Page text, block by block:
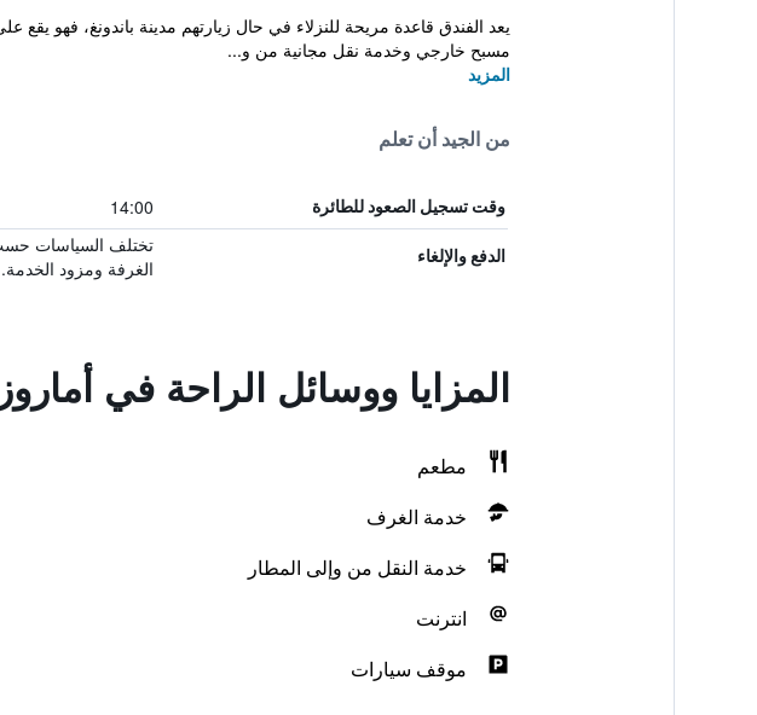
يعد الفندق قاعدة مريحة للنزلاء في حال زيارتهم مدينة باندونغ، فهو
مسبح خارجي وخدمة نقل مجانية من و...
المزيد
من الجيد أن تعلم
وقت تسجيل الصعود للطائرة 14:00
الدفع والإلغاء
تختلف السياسات
الغرفة ومزود الخدمة.
المزايا ووسائل الراحة في
مطعم
خدمة الغرف
خدمة النقل من وإلى المطار
انترنت
موقف سيارات